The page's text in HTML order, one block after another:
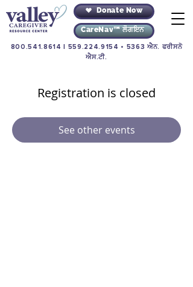
Donate Now
CareNav™ ਲੌਗਇਨ
800.541.8614 559.224.9154 • 5363 ਐਨ. ਫਰੀਸਨੋ
ਐਸ.ਟੀ.
Registration is closed
See other events